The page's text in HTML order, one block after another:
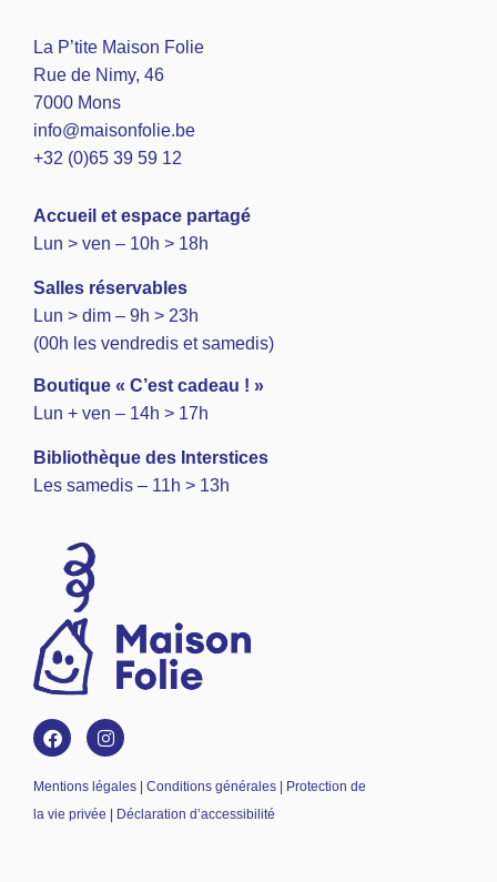
La P’tite Maison Folie
Rue de Nimy, 46
7000 Mons
info@maisonfolie.be
+32 (0)65 39 59 12
Accueil et espace partagé
Lun > ven – 10h > 18h
Salles réservables
Lun > dim – 9h > 23h
(00h les vendredis et samedis)
Boutique « C’est cadeau ! »
Lun + ven – 14h > 17h
Bibliothèque des Interstices
Les samedis – 11h > 13h
Mentions légales | Conditions générales | Protection de
la vie privée | Déclaration d’accessibilité